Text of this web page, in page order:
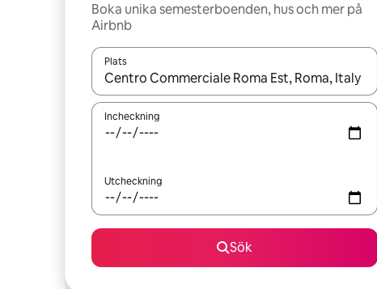
Boka unika semesterboenden, hus och mer på
Airbnb
Plats
När resultaten är tillgängliga kan du navigera med
Incheckning
Utcheckning
Sök